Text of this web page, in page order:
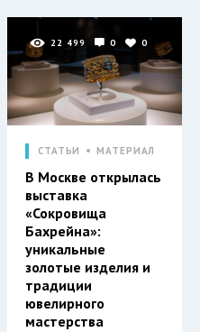
22 499 0 0
СТАТЬИ МАТЕРИАЛ
В Москве открылась
выставка
«Сокровища
Бахрейна»:
уникальные
золотые изделия и
традиции
ювелирного
мастерства